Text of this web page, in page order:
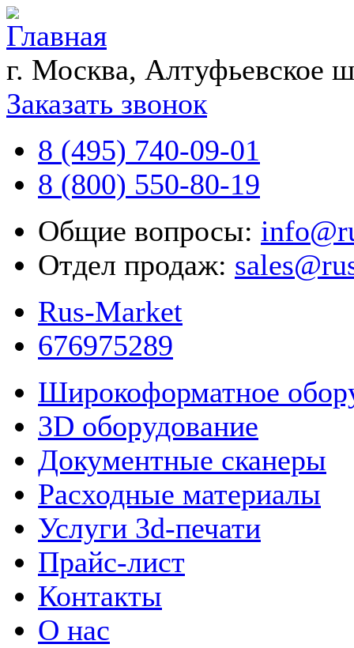
г. Москва, Алтуфьевское
Заказать звонок
8 (495) 740-09-01
8 (800) 550-80-19
Общие вопросы:
Отдел продаж:
Rus-Market
676975289
Широкоформатное
3D оборудование
Документные сканеры
Расходные материалы
Услуги 3d-печати
Прайс-лист
Контакты
О нас